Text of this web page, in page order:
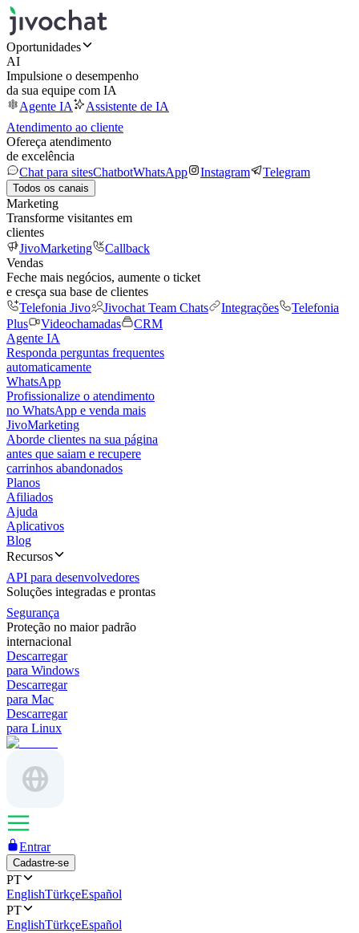
Oportunidades
AI
Impulsione o desempenho
da sua equipe com IA
Agente IA
Assistente de IA
Atendimento ao cliente
Ofereça atendimento
de excelência
Chat para sitesChatbotWhatsApp Instagram Telegram
Todos os canais
Marketing
Transforme visitantes em
clientes
JivoMarketing
Callback
Vendas
Feche mais negócios, aumente o ticket
e cresça sua base de clientes
Telefonia Jivo
Jivochat Team Chats Integrações
Telefonia
Plus
Videochamadas
CRM
Agente IA
Responda perguntas frequentes
automaticamente
WhatsApp
Profissionalize o atendimento
no WhatsApp e venda mais
JivoMarketing
Aborde clientes na sua página
antes que saiam e recupere
carrinhos abandonados
Planos
Afiliados
Ajuda
Aplicativos
Blog
Recursos
API para desenvolvedores
Soluções integradas e prontas
Segurança
Proteção no maior padrão
internacional
Descarregar
para Windows
Descarregar
para Mac
Descarregar
para Linux
Entrar
Cadastre-se
PT
EnglishTürkçeEspañol
PT
EnglishTürkçeEspañol